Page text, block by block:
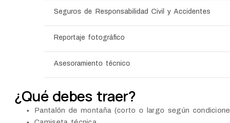
Seguros de Responsabilidad Civil y Accidentes
Reportaje fotográfico
Asesoramiento técnico
¿Qué debes traer?
Pantalón de montaña (corto o largo según